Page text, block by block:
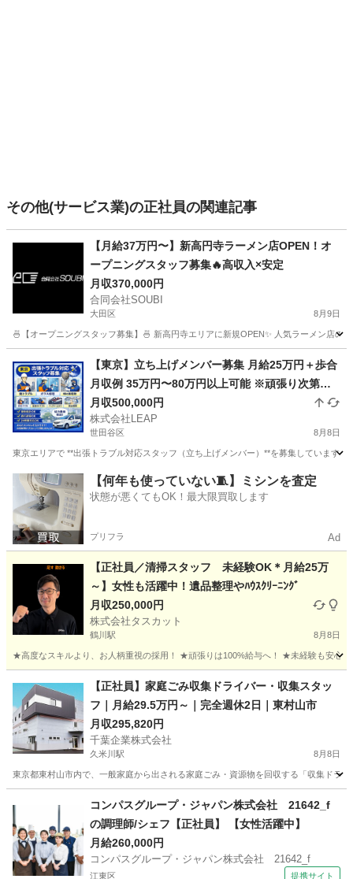
その他(サービス業)の正社員の関連記事
【月給37万円〜】新高円寺ラーメン店OPEN！オ
ープニングスタッフ募集🔥高収入×安定
月収370,000円
合同会社SOUBI
大田区 8月9日
🍜【オープニングスタッフ募集】🍜 新高円寺エリアに新規OPEN✨ 人気ラーメン
飲食 社会保険
【東京】立ち上げメンバー募集 月給25万円＋歩合
月収例 35万円〜80万円以上可能 ※頑張り次第で
高収入可能 ※繁忙期は100万円以上の実績あり
月収500,000円
株式会社LEAP
世田谷区 8月8日
東京エリアで **出張トラブル対応スタッフ（立ち上げメンバー）**を募集しています
東京 世田谷区 その他 トラブル
【何年も使っていない🧵】ミシンを査定
状態が悪くてもOK！最大限買取します
プリフラ Ad
【正社員／清掃スタッフ 未経験OK＊月給25万
～】女性も活躍中！遺品整理やﾊｳｽｸﾘｰﾆﾝｸﾞ
月収250,000円
株式会社タスカット
鶴川駅 8月8日
★高度なスキルより、お人柄重視の採用！ ★頑張りは100%給与へ！ ★未経験も安心
鶴川駅 その他
【正社員】家庭ごみ収集ドライバー・収集スタッ
フ｜月給29.5万円～｜完全週休2日｜東村山市
月収295,820円
千葉企業株式会社
久米川駅 8月8日
東京都東村山市内で、一般家庭から出される家庭ごみ・資源物を回収する「収集ドラ
久米川駅 その他
コンパスグループ・ジャパン株式会社 21642_f
の調理師/シェフ【正社員】 【女性活躍中】
月給260,000円
コンパスグループ・ジャパン株式会社 21642_f
江東区 提携サイト